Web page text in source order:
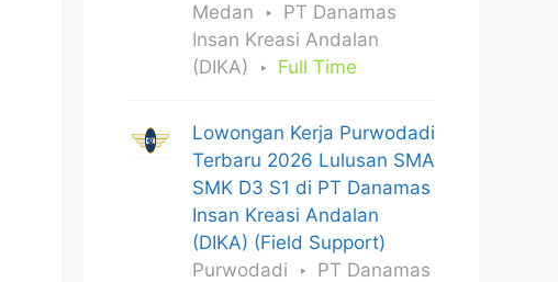
Medan
PT Danamas
Insan Kreasi Andalan
(DIKA)
Full Time
Lowongan Kerja Purwodadi
Terbaru 2026 Lulusan SMA
SMK D3 S1 di PT Danamas
Insan Kreasi Andalan
(DIKA) (Field Support)
Purwodadi
PT Danamas